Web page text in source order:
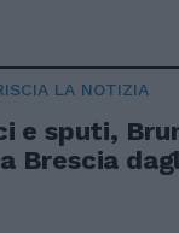
LA NOTIZIA
e sputi,
Brescia